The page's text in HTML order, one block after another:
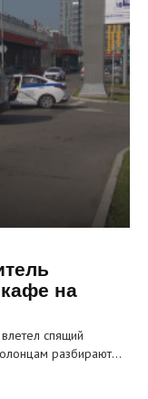
на
спящий
разбирают…